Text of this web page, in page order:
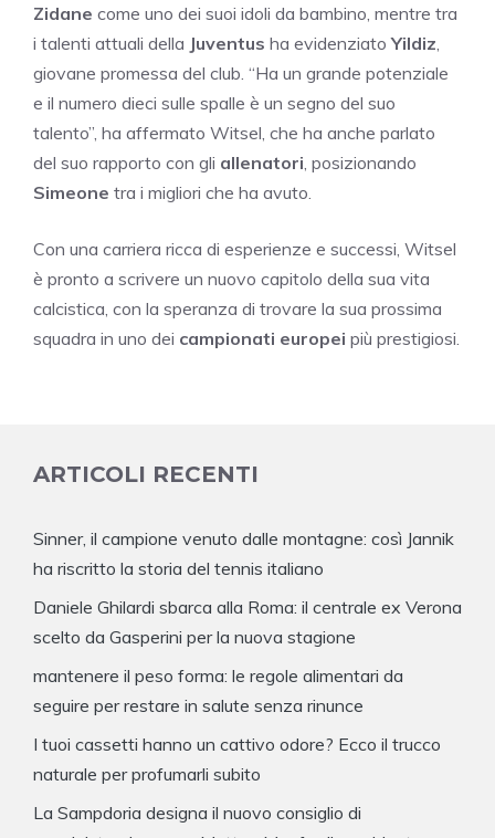
Zidane come uno dei suoi idoli da bambino, mentre tra
i talenti attuali della Juventus ha evidenziatoYildiz,
giovane promessa del club. “Ha un grande potenziale
e il numero dieci sulle spalle è un segno del suo
talento”, ha affermato Witsel, che ha anche parlato
del suo rapporto con gli allenatori, posizionando
Simeone tra i migliori che ha avuto.
Con una carriera ricca di esperienze e successi, Witsel
è pronto a scrivere un nuovo capitolo della sua vita
calcistica, con la speranza di trovare la sua prossima
squadra in uno dei campionati europei più prestigiosi.
ARTICOLI RECENTI
Sinner, il campione venuto dalle montagne: così Jannik
ha riscritto la storia del tennis italiano
Daniele Ghilardi sbarca alla Roma: il centrale ex Verona
scelto da Gasperini per la nuova stagione
mantenere il peso forma: le regole alimentari da
seguire per restare in salute senza rinunce
I tuoi cassetti hanno un cattivo odore? Ecco il trucco
naturale per profumarli subito
La Sampdoria designa il nuovo consiglio di